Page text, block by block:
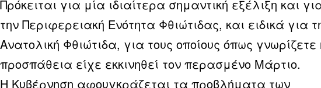
Πρόκειται για μία ιδιαίτερα σημαντική εξέλιξη και
την Περιφερειακή Ενότητα Φθιώτιδας, και ειδικά για
Ανατολική Φθιώτιδα, για τους οποίους όπως γνωρίζετε
προσπάθεια είχε εκκινηθεί τον περασμένο Μάρτιο.
Η Κυβέρνηση αφουγκράζεται τα προβλήματα των